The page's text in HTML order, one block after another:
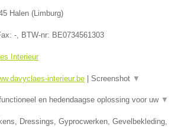
Halen (Limburg)
-, BTW-nr: BE0734561303
Interieur
interieur.be Screenshot ▼
en hedendaagse oplossing voor uw ▼
Dressings, Gyprocwerken, Gevelbekleding,